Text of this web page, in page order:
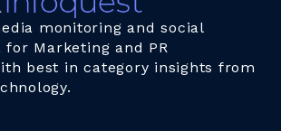
monitoring and social
Marketing and PR
best in category insights from